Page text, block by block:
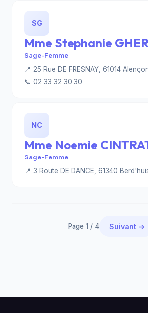
SG
Mme Stephanie
Sage-Femme
📍 25 Rue DE FRESNAY, 61014 Alençon
📞 02 33 32 30 30
NC
Mme Noemie
Sage-Femme
📍 3 Route DE DANCE, 61340
Page 1 / 4 Suivant →